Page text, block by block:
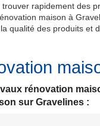
rapidement des
maison à
qualité des produits et
rénovation
sur Gravelines :